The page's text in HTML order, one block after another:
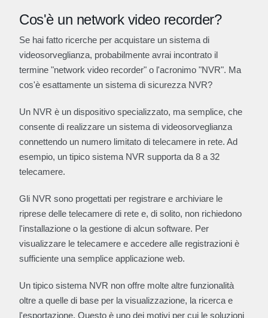
Cos'è un network video recorder?
Se hai fatto ricerche per acquistare un sistema di
videosorveglianza, probabilmente avrai incontrato il
termine "network video recorder" o l'acronimo "NVR". Ma
cos'è esattamente un sistema di sicurezza NVR?
Un NVR è un dispositivo specializzato, ma semplice, che
consente di realizzare un sistema di videosorveglianza
connettendo un numero limitato di telecamere in rete. Ad
esempio, un tipico sistema NVR supporta da 8 a 32
telecamere.
Gli NVR sono progettati per registrare e archiviare le
riprese delle telecamere di rete e, di solito, non richiedono
l'installazione o la gestione di alcun software. Per
visualizzare le telecamere e accedere alle registrazioni è
sufficiente una semplice applicazione web.
Un tipico sistema NVR non offre molte altre funzionalità
oltre a quelle di base per la visualizzazione, la ricerca e
l'esportazione. Questo è uno dei motivi per cui le soluzioni